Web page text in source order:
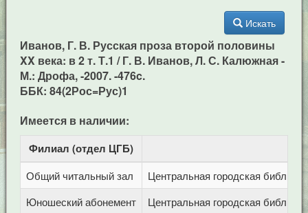
Искать
Иванов, Г. В. Русская проза второй половины
XX века: в 2 т. Т.1 / Г. В. Иванов, Л. С. Калюжная -
М.: Дрофа, -2007. -476c.
ББК: 84(2Рос=Рус)1
Имеется в наличии:
Филиал (отдел ЦГБ)
Общий читальный зал
Центральная городская
Юношеский абонемент
Центральная городская